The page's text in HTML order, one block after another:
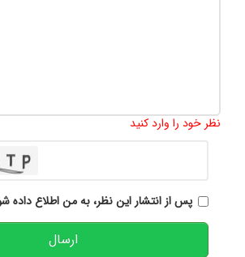
نظر خود را وارد کنید
پس از انتشار این نظر، به من اطلاع داده
ارسال